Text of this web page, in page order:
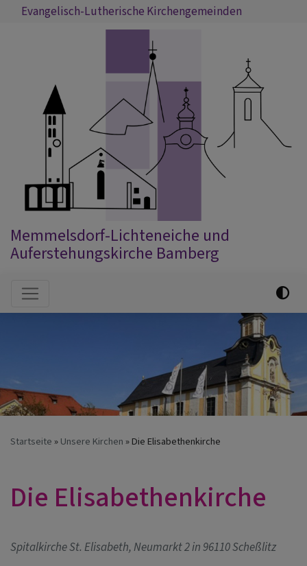
DirektEvangelisch-Lutherische Kirchengemeinden
Memmelsdorf-Lichteneiche und
Auferstehungskirche Bamberg
Hauptnavigation
Startseite Unsere Kirchen Die Elisabethenkirche
Die Elisabethenkirche
Spitalkirche St. Elisabeth, Neumarkt 2 in 96110 Scheßlitz